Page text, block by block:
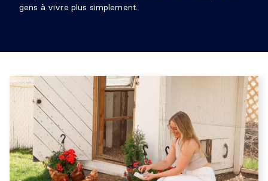
gens à vivre plus simplement.